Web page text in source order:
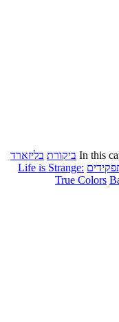
In this ביקורת בליזארד
Life is Strange:
True Colors